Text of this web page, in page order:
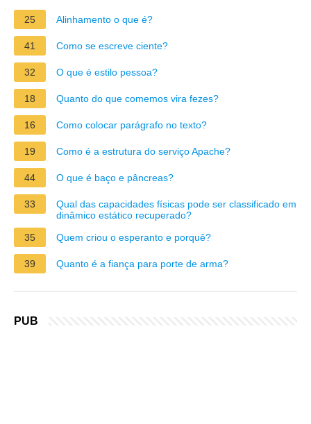
25 Alinhamento o que é?
41 Como se escreve ciente?
32 O que é estilo pessoa?
18 Quanto do que comemos vira fezes?
16 Como colocar parágrafo no texto?
19 Como é a estrutura do serviço Apache?
44 O que é baço e pâncreas?
33
Qual das capacidades físicas pode ser classificado em
dinâmico estático recuperado?
35
Quem criou o esperanto e porquê?
39 Quanto é a fiança para porte de arma?
PUB